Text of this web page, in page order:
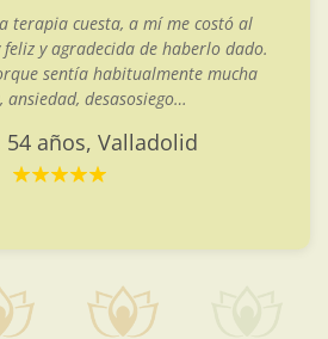
terapia cuesta, a mí me costó al
y agradecida de haberlo dado.
sentía habitualmente mucha
ansiedad, desasosiego…
54 años, Valladolid